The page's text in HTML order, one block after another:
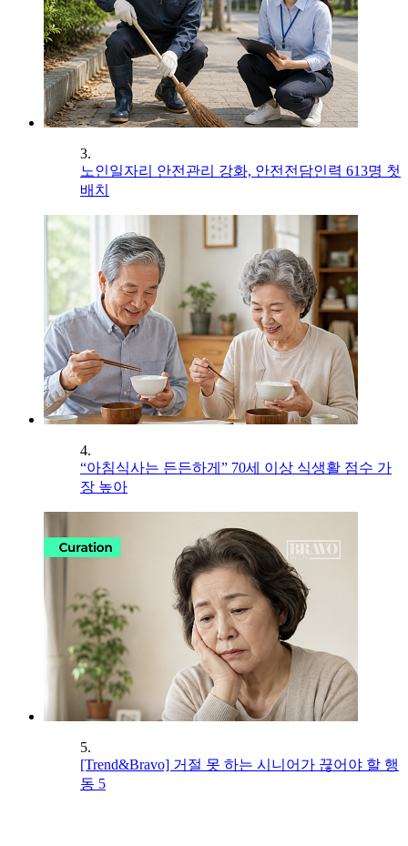
3.
노인일자리 안전관리 강화, 안전전담인력 613명 첫
배치
4.
“아침식사는 든든하게” 70세 이상 식생활 점수 가
장 높아
5.
[Trend&Bravo] 거절 못 하는 시니어가 끊어야 할 행
동 5